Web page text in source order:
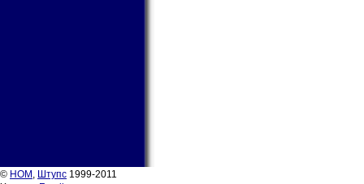
© НОМ , Штупс 1999-2011